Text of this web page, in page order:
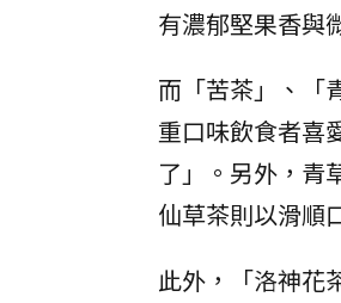
有濃郁堅果香與
而「苦茶」、「
重口味飲食者喜
了」。另外，青
仙草茶則以滑順
此外，「洛神花